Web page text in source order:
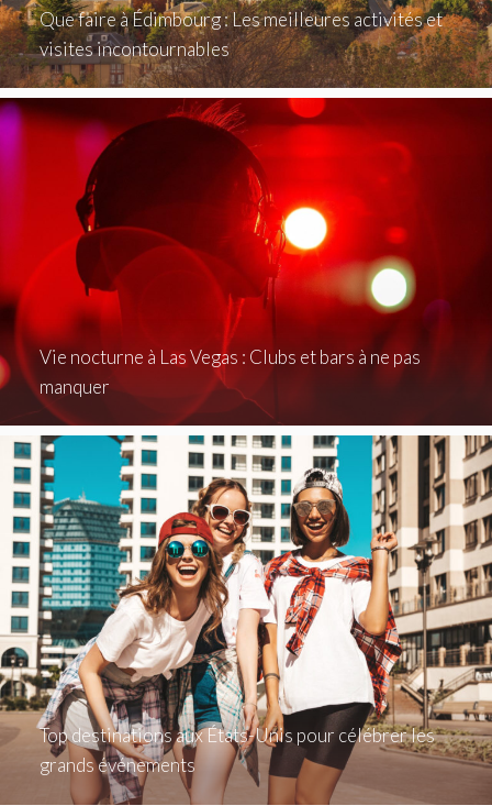
Que faire à Édimbourg : Les meilleures activités et
visites incontournables
Vie nocturne à Las Vegas : Clubs et bars à ne pas
manquer
Top destinations aux États-Unis pour célébrer les
grands événements